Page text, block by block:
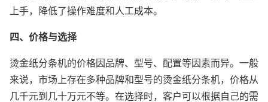
上手，降低了操作难度和人工成本。
四、价格与选择
烫金纸分条机的价格因品牌、型号、配置等因素而异。一般
来说，市场上存在多种品牌和型号的烫金纸分条机，价格从
几千元到几十万元不等。在选择时，客户可以根据自己的需